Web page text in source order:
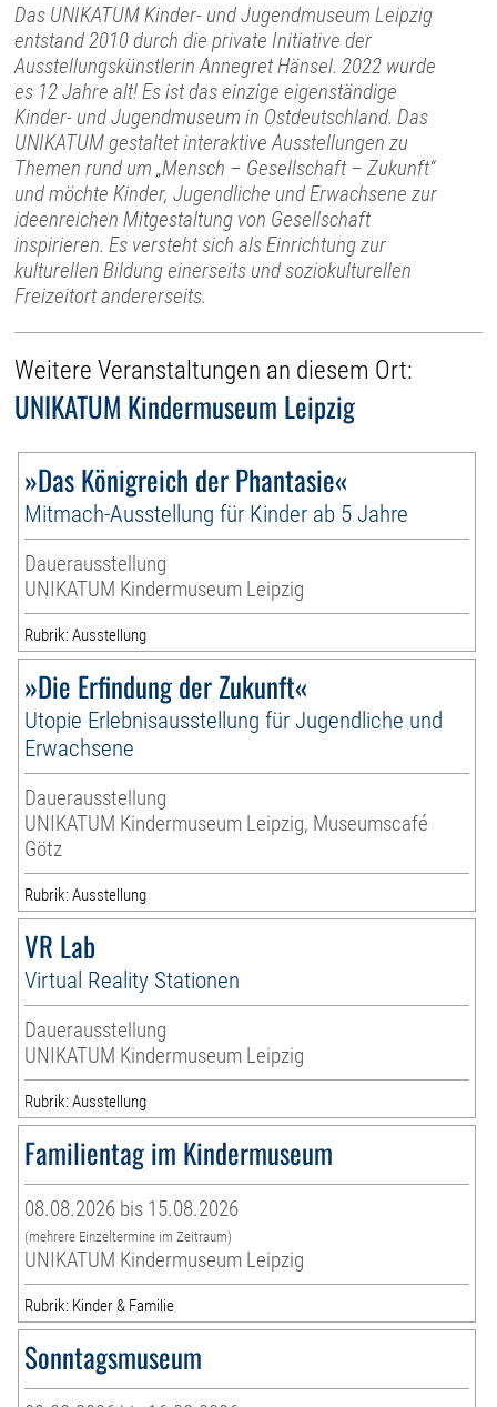
Das UNIKATUM Kinder- und Jugendmuseum Leipzig
entstand 2010 durch die private Initiative der
Ausstellungskünstlerin Annegret Hänsel. 2022 wurde
es 12 Jahre alt! Es ist das einzige eigenständige
Kinder- und Jugendmuseum in Ostdeutschland. Das
UNIKATUM gestaltet interaktive Ausstellungen zu
Themen rund um „Mensch – Gesellschaft – Zukunft“
und möchte Kinder, Jugendliche und Erwachsene zur
ideenreichen Mitgestaltung von Gesellschaft
inspirieren. Es versteht sich als Einrichtung zur
kulturellen Bildung einerseits und soziokulturellen
Freizeitort andererseits.
Weitere Veranstaltungen an diesem Ort:
UNIKATUM Kindermuseum Leipzig
»Das Königreich der Phantasie«
Mitmach-Ausstellung für Kinder ab 5 Jahre
Dauerausstellung
UNIKATUM Kindermuseum Leipzig
Rubrik: Ausstellung
»Die Erfindung der Zukunft«
Utopie Erlebnisausstellung für Jugendliche und
Erwachsene
Dauerausstellung
UNIKATUM Kindermuseum Leipzig, Museumscafé
Götz
Rubrik: Ausstellung
VR Lab
Virtual Reality Stationen
Dauerausstellung
UNIKATUM Kindermuseum Leipzig
Rubrik: Ausstellung
Familientag im Kindermuseum
08.08.2026 bis 15.08.2026
(mehrere Einzeltermine im Zeitraum)
UNIKATUM Kindermuseum Leipzig
Rubrik: Kinder & Familie
Sonntagsmuseum